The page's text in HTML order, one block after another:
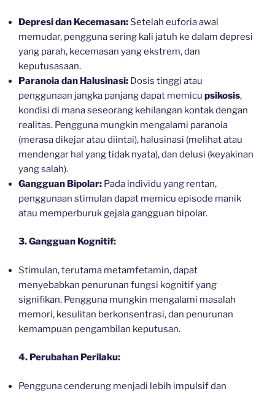
Depresi dan Kecemasan: Setelah euforia awal
memudar, pengguna sering kali jatuh ke dalam depresi
yang parah, kecemasan yang ekstrem, dan
keputusasaan.
Paranoia dan Halusinasi: Dosis tinggi atau
penggunaan jangka panjang dapat memicu psikosis,
kondisi di mana seseorang kehilangan kontak dengan
realitas. Pengguna mungkin mengalami paranoia
(merasa dikejar atau diintai), halusinasi (melihat atau
mendengar hal yang tidak nyata), dan delusi (keyakinan
yang salah).
Gangguan Bipolar: Pada individu yang rentan,
penggunaan stimulan dapat memicu episode manik
atau memperburuk gejala gangguan bipolar.
3. Gangguan Kognitif:
Stimulan, terutama metamfetamin, dapat
menyebabkan penurunan fungsi kognitif yang
signifikan. Pengguna mungkin mengalami masalah
memori, kesulitan berkonsentrasi, dan penurunan
kemampuan pengambilan keputusan.
4. Perubahan Perilaku:
Pengguna cenderung menjadi lebih impulsif dan